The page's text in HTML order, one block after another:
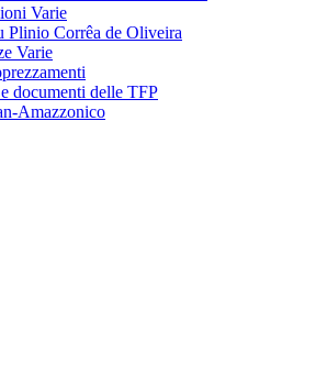
Varie
Plinio Corrêa de Oliveira
Varie
documenti delle TFP
Amazzonico